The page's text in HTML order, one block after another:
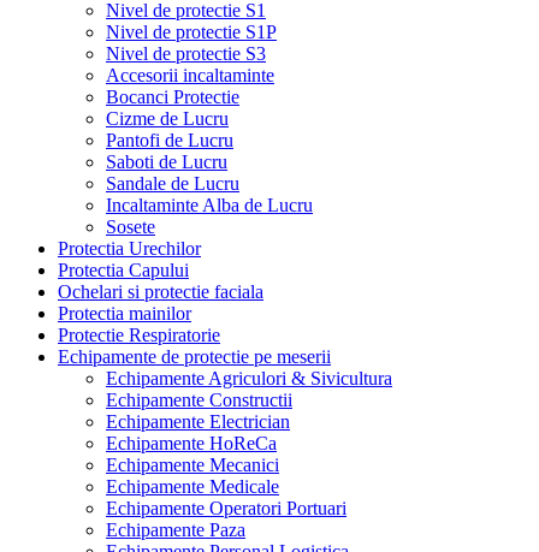
Nivel de protectie S1
Nivel de protectie S1P
Nivel de protectie S3
Accesorii incaltaminte
Bocanci Protectie
Cizme de Lucru
Pantofi de Lucru
Saboti de Lucru
Sandale de Lucru
Incaltaminte Alba de Lucru
Sosete
Protectia Urechilor
Protectia Capului
Ochelari si protectie faciala
Protectia mainilor
Protectie Respiratorie
Echipamente de protectie pe meserii
Echipamente Agriculori & Sivicultura
Echipamente Constructii
Echipamente Electrician
Echipamente HoReCa
Echipamente Mecanici
Echipamente Medicale
Echipamente Operatori Portuari
Echipamente Paza